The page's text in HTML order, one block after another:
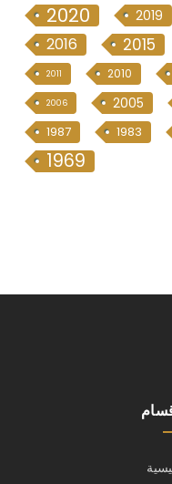
2020 2019
2016 2015
2011 2010
2006 2005
1987 1983
1969